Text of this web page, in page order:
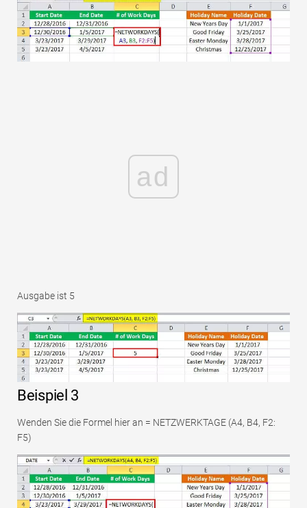
ad
Ausgabe ist 5
Beispiel 3
Wenden Sie die Formel hier an = NETZWERKTAGE (A4, B4, F2:
F5)